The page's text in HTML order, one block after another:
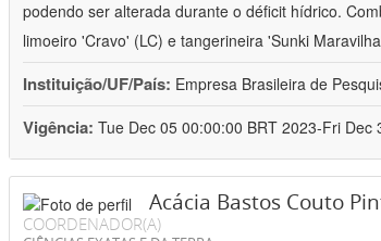
podendo ser alterada durante o déficit hídrico.
limoeiro 'Cravo' (LC) e tangerineira 'Sunki
Instituição/UF/País: Empresa Brasileira de
Vigência: Tue Dec 05 00:00:00 BRT 2023-Fri Dec
Acácia Bastos Couto
COORDENADOR(A)